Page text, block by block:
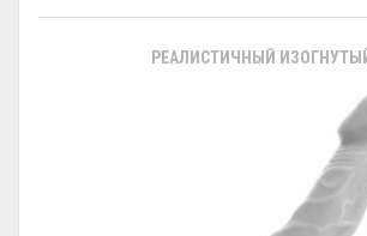
РЕАЛИСТИЧНЫЙ